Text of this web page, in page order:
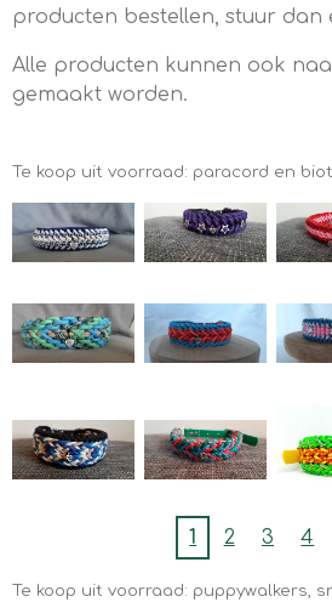
producten bestellen, stuur dan
Alle producten kunnen ook
gemaakt worden.
Te koop uit voorraad: paracord en
1 2 3 4
Te koop uit voorraad: puppywalkers,